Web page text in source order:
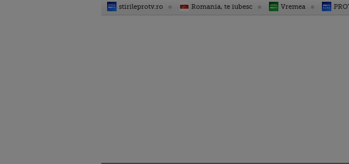
stirileprotv.ro Romania, te iubesc Vremea